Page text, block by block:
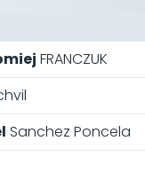
FRANCZUK
Sanchez Poncela